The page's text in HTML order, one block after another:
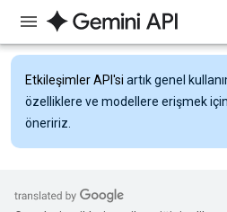
Etkileşimler API'si artık genel
özelliklere ve modellere erişmek
öneririz.